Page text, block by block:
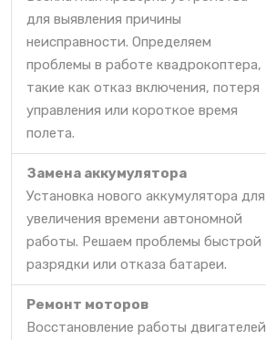
для выявления причины
неисправности. Определяем
проблемы в работе квадрокоптера,
такие как отказ включения, потеря
управления или короткое время
полета.
Замена аккумулятора
Установка нового аккумулятора для
увеличения времени автономной
работы. Решаем проблемы быстрой
разрядки или отказа батареи.
Ремонт моторов
Восстановление работы двигателей